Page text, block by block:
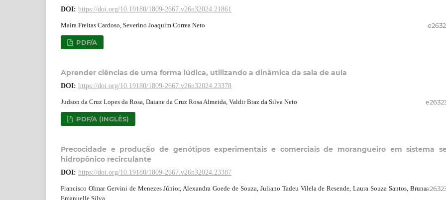
DOI: https://doi.org/10.19180/1809-2667.v26n32024.21861
Maíra Freitas Cardoso, Severino Joaquim Correa Neto
PDF/A
Aprender ciências de uma forma lúdica, utilizando a dinâmica da sala de aula
DOI: https://doi.org/10.19180/1809-2667.v26n32024.23378
Judson da Cruz Lopes da Rosa, Daiane da Cruz Rosa Almeida, Valdir Braz da Silva Neto
PDF/A (INGLÊS)
Precocidade e produção de genótipos experimentais e comerciais de morangueiro em sistema
hidropônico recirculante
DOI: https://doi.org/10.19180/1809-2667.v26n32024.23387
Francisco Olmar Gervini de Menezes Júnior, Alexandra Goede de Souza, Juliano Tadeu Vilela de Resende, Laura Souza Santos, Bruna
Emanuelle Silva